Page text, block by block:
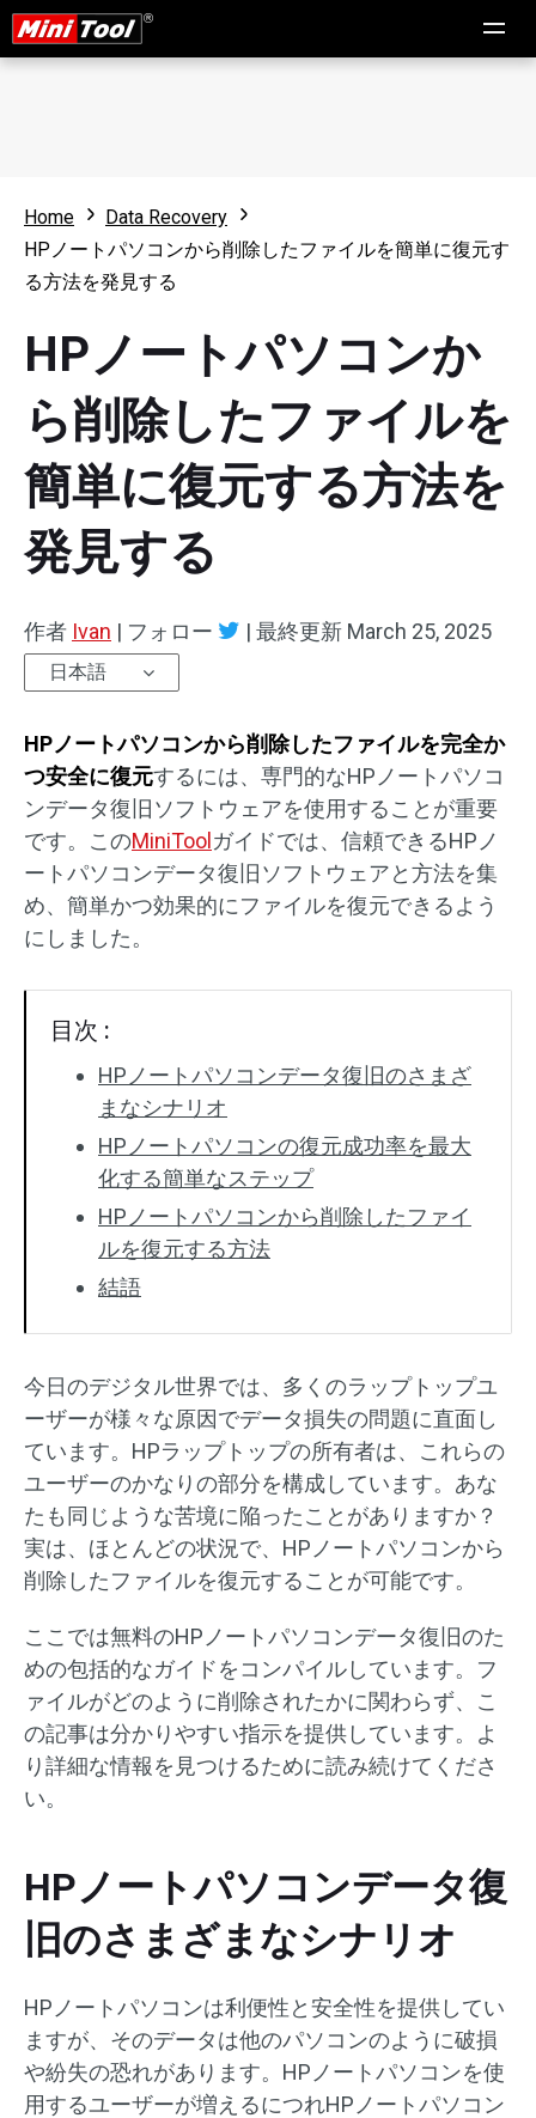
Home
Data Recovery
HPノートパソコンから削除したファイルを簡単に復元す
る方法を発見する
HPノートパソコンか
ら削除したファイルを
簡単に復元する方法を
発見する
作者 Ivan | フォロー | 最終更新 March 25, 2025
日本語
HPノートパソコンから削除したファイルを完全か
つ安全に復元するには、専門的なHPノートパソコ
ンデータ復旧ソフトウェアを使用することが重要
です。このMiniTool ガイドでは、信頼できるHPノ
ートパソコンデータ復旧ソフトウェアと方法を集
め、簡単かつ効果的にファイルを復元できるよう
にしました。
目次 :
HPノートパソコンデータ復旧のさまざ
まなシナリオ
HPノートパソコンの復元成功率を最大
化する簡単なステップ
HPノートパソコンから削除したファイ
ルを復元する方法
結語
今日のデジタル世界では、多くのラップトップユ
ーザーが様々な原因でデータ損失の問題に直面し
ています。HPラップトップの所有者は、これらの
ユーザーのかなりの部分を構成しています。あな
たも同じような苦境に陥ったことがありますか？
実は、ほとんどの状況で、HPノートパソコンから
削除したファイルを復元することが可能です。
ここでは無料のHPノートパソコンデータ復旧のた
めの包括的なガイドをコンパイルしています。フ
ァイルがどのように削除されたかに関わらず、こ
の記事は分かりやすい指示を提供しています。よ
り詳細な情報を見つけるために読み続けてくださ
い。
HPノートパソコンデータ復
旧のさまざまなシナリオ
HPノートパソコンは利便性と安全性を提供してい
ますが、そのデータは他のパソコンのように破損
や紛失の恐れがあります。HPノートパソコンを使
用するユーザーが増えるにつれHPノートパソコン